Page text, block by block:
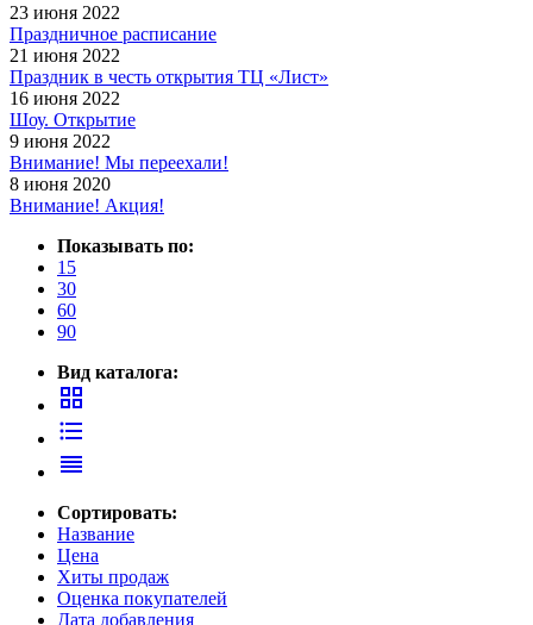
23 июня 2022
Праздничное расписание
21 июня 2022
Праздник в честь открытия ТЦ «Лист»
16 июня 2022
Шоу. Открытие
9 июня 2022
Внимание! Мы переехали!
8 июня 2020
Внимание! Акция!
Показывать по:
15
30
60
90
Вид каталога:
grid_view
format_list_bulleted
reorder
Сортировать:
Название
Цена
Хиты продаж
Оценка покупателей
Дата добавления